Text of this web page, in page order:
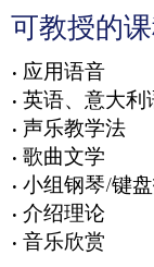
可教授的
• 应用语音
• 英语、意大
• 声乐教学法
• 歌曲文学
• 小组钢琴/键
• 介绍理论
• 音乐欣赏